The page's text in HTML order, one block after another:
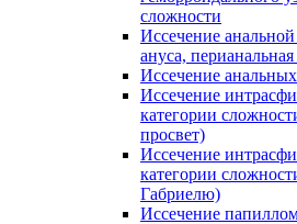
сложности
Иссечение
ануса,
Иссечение
Иссечение
категории
просвет)
Иссечение
категории
Габриелю)
Иссечение